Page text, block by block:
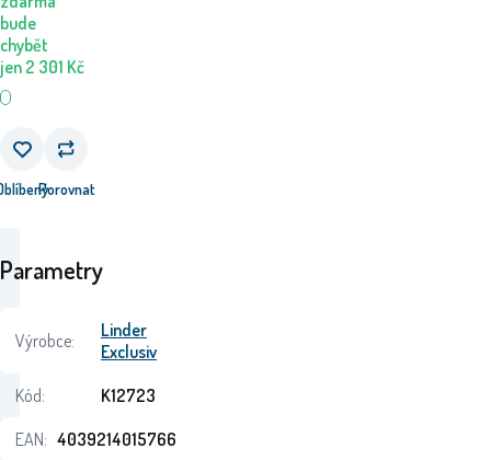
bude
chybět
jen 2 301 Kč
Porovnat
Parametry
Výrobce:
Linder
Exclusiv
Kód:
K12723
EAN: 4039214015766